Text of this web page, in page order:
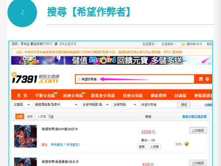
2 搜尋【希望作弊者】